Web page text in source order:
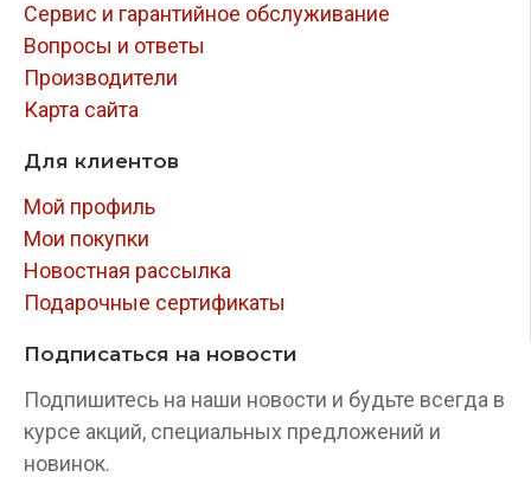
Сервис и гарантийное обслуживание
Вопросы и ответы
Производители
Карта сайта
Для клиентов
Мой профиль
Мои покупки
Новостная рассылка
Подарочные сертификаты
Подписаться на новости
Подпишитесь на наши новости и будьте всегда в
курсе акций, специальных предложений и
новинок.